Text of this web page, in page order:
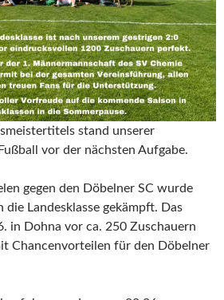
stand unserer
vor der nächsten Aufgabe.
gegen den Döbelner SC wurde
Landesklasse gekämpft. Das
in Dohna vor ca. 250 Zuschauern
Chancenvorteilen für den Döbelner